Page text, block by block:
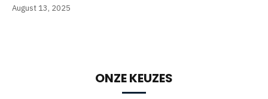
August 13, 2025
ONZE KEUZES